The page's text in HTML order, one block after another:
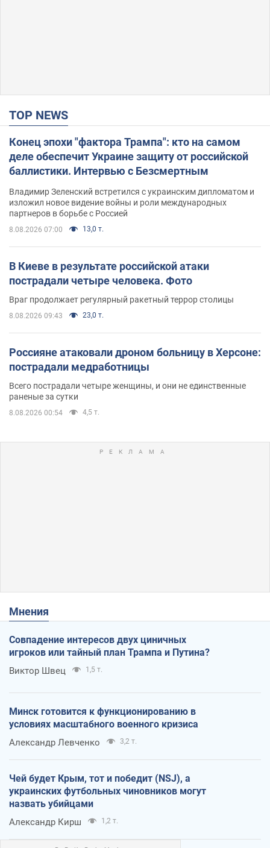
TOP NEWS
Конец эпохи "фактора Трампа": кто на самом
деле обеспечит Украине защиту от российской
баллистики. Интервью с Безсмертным
Владимир Зеленский встретился с украинским дипломатом и
изложил новое видение войны и роли международных
партнеров в борьбе с Россией
8.08.2026 07:00 13,0 т.
В Киеве в результате российской атаки
пострадали четыре человека. Фото
Враг продолжает регулярный ракетный террор столицы
8.08.2026 09:43 23,0 т.
Россияне атаковали дроном больницу в Херсоне:
пострадали медработницы
Всего пострадали четыре женщины, и они не единственные
раненые за сутки
8.08.2026 00:54 4,5 т.
Мнения
Совпадение интересов двух циничных
игроков или тайный план Трампа и Путина?
Виктор Швец 1,5 т.
Минск готовится к функционированию в
условиях масштабного военного кризиса
Александр Левченко 3,2 т.
Чей будет Крым, тот и победит (NSJ), а
украинских футбольных чиновников могут
назвать убийцами
Александр Кирш 1,2 т.